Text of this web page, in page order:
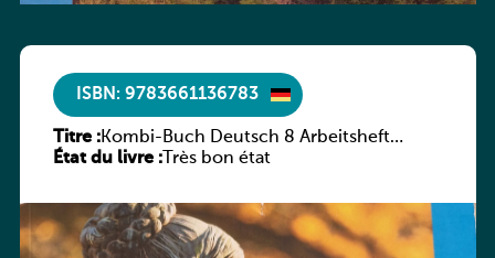
ISBN: 9783661136783
Titre :Kombi-Buch Deutsch 8 Arbeitsheft
(Neue Ausgabe Luxemburg)
État du livre :Très bon état